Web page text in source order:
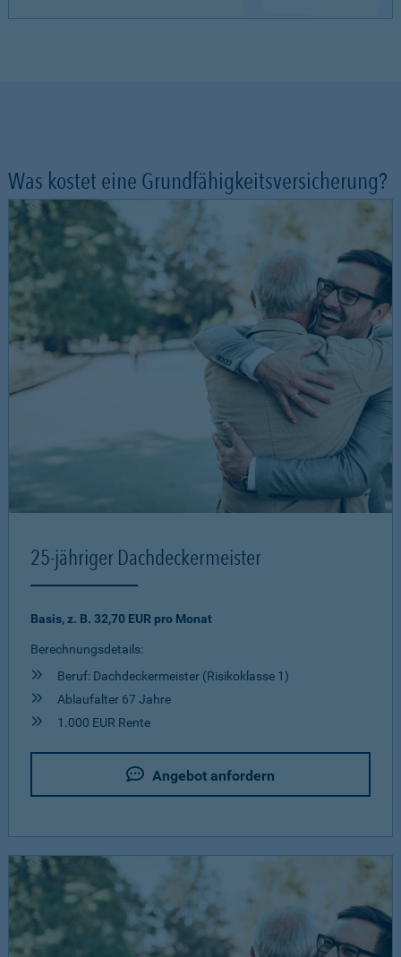
Was kostet eine Grundfähigkeitsversicherung?
25-jähriger Dachdeckermeister
Basis, z. B. 32,70 EUR pro Monat
Berechnungsdetails:
Beruf: Dachdeckermeister (Risikoklasse 1)
Ablaufalter 67 Jahre
1.000 EUR Rente
Angebot anfordern